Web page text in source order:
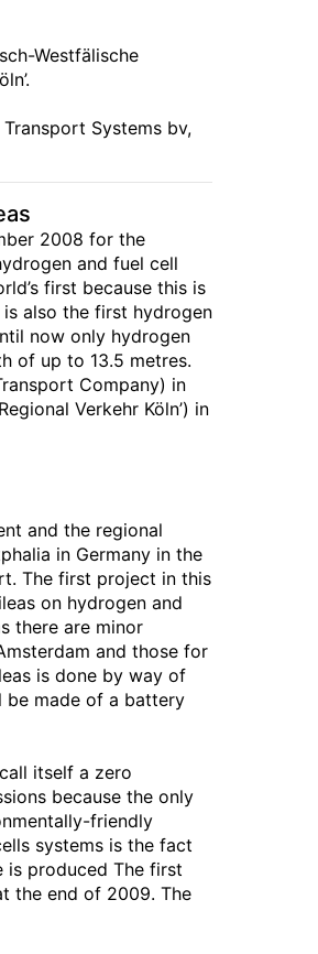
Westfälische
Systems bv,
2008 for the
and fuel cell
first because this is
also the first hydrogen
now only hydrogen
of up to 13.5 metres.
Company) in
Verkehr Köln’) in
and the regional
in Germany in the
The first project in this
on hydrogen and
there are minor
and those for
is done by way of
be made of a battery
itself a zero
because the only
friendly
systems is the fact
is produced The first
the end of 2009. The